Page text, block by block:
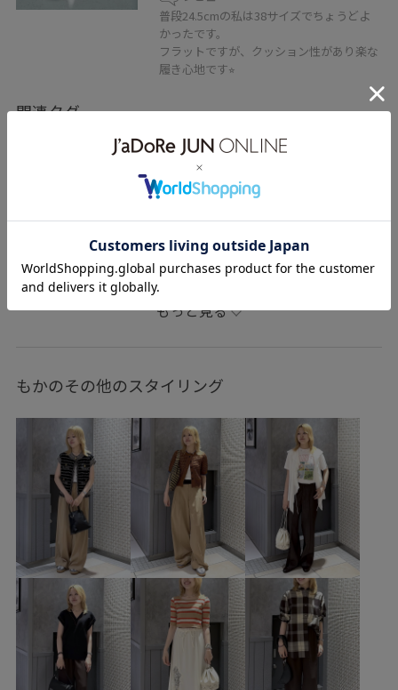
普段24.5cmの私は38サイズでちょうどよ
かったです。
フラットですが、クッション性があり楽な
履き心地です⭐︎
関連タグ
夏コーデ 初秋コーデ 授業参観日コーデ
デートコーデ お出かけコーデ
推し活コーデ 女子会コーデ 韓国ファッション
シンプルコーデ ベーシック ADAM ET ROPÉ
トートバッグ シューズ サンダル アクセサリー
ネックレス EUX36060 EUZ36410 GAA04202
GAE06100 26SS30 onepiece_pickup
sisi joia UVカット VASIC Vカット
Wshoes_pickup あたたかい お出かけ用
さらりとした アダムエロぺ雑貨 エレガント
カジュアル カジュアルすぎない キラキラ
もっと見る
もかのその他のスタイリング